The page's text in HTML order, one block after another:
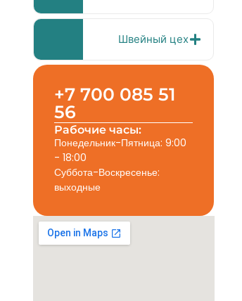
Швейный цех
+7 700 085 51
56
Рабочие часы:
Понедельник-Пятница: 9:00
- 18:00
Суббота-Воскресенье:
выходные